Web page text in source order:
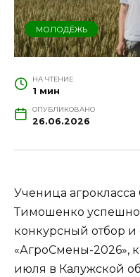
МОЛОДЁЖЬ
НА ЧТЕНИЕ
1 мин
ОПУБЛИКОВАНО
26.06.2026
Ученица
Тимошенко
конкурсный отбор и
«АгроСмены-2026»,
июля в Калужской